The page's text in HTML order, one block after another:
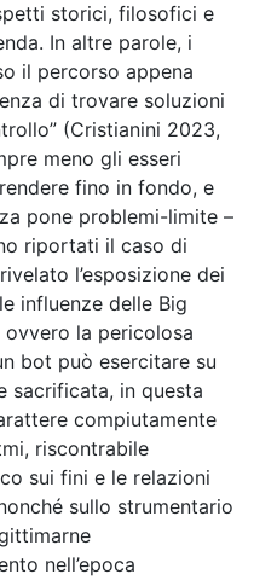
storici, filosofici e
In altre parole, i
il percorso appena
di trovare soluzioni
(Cristianini 2023,
meno gli esseri
fino in fondo, e
pone problemi-limite –
riportati il caso di
l’esposizione dei
influenze delle Big
ovvero la pericolosa
bot può esercitare su
sacrificata, in questa
compiutamente
riscontrabile
sui fini e le relazioni
sullo strumentario
nell’epoca